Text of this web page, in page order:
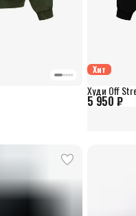
Хит
5 950 ₽
Худи Off